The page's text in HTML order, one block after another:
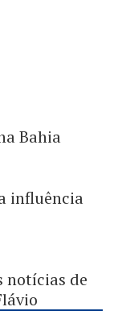
Bahia
influência
notícias de